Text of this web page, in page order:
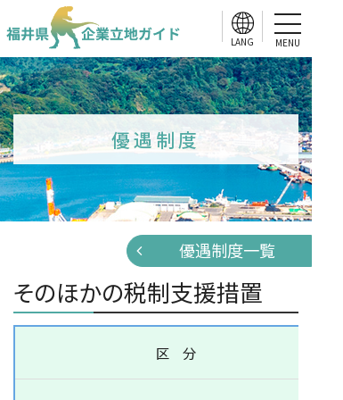
MENU
優遇制度
優遇制度一覧
そのほかの税制支援措置
区 分